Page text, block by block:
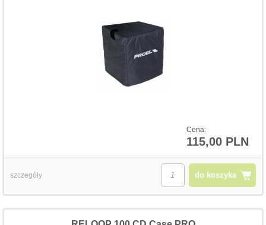
Cena:
115,00 PLN
do koszyka
szczegóły